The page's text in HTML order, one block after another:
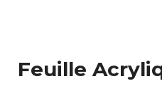
Feuille